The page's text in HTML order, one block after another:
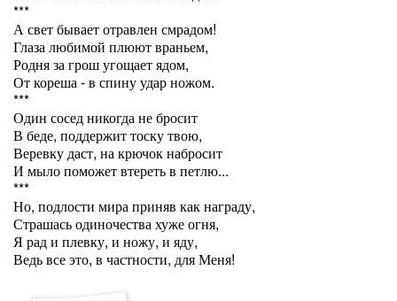
***
А свет бывает отравлен смрадом!
Глаза любимой плюют враньем,
Родня за грош угощает ядом,
От кореша - в спину удар ножом.
***
Один сосед никогда не бросит
В беде, поддержит тоску твою,
Веревку даст, на крючок набросит
И мыло поможет втереть в петлю...
***
Но, подлости мира приняв как награду,
Страшась одиночества хуже огня,
Я рад и плевку, и ножу, и яду,
Ведь все это, в частности, для Меня!